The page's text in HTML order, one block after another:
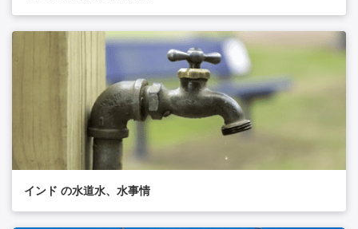
インド の水道水、水事情